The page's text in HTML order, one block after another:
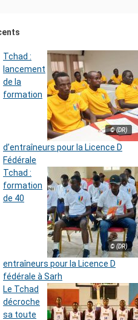
© (DR)
Tchad :
lancement
de la
formation
d’entraîneurs pour la Licence D
Fédérale
© (DR)
Tchad :
formation
de 40
entraîneurs pour la Licence D
fédérale à Sarh
Le Tchad
décroche
sa toute